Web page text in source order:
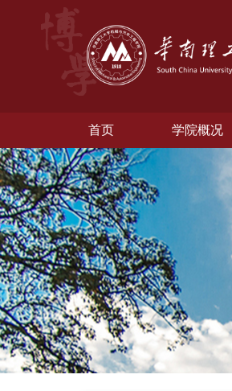
首页 学院概况